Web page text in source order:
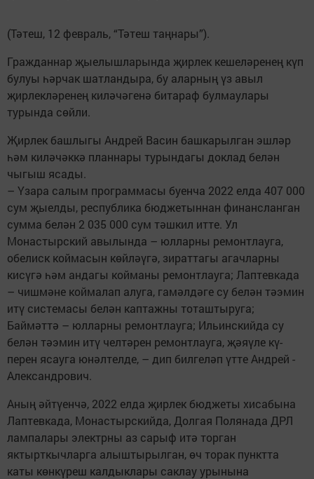
(Тәтеш, 12 февраль, “Тәтеш таңнары”).
Гражданнар җыелыш­ларында җирлек кешелә­ренең күп
булуы һәрчак шатландыра, бу аларның үз авыл
җирлекләренең киләчәгенә битараф бул­мау­лары
турында сөйли.
Җирлек башлыгы Андрей Васин башкарылган эшләр
һәм киләчәккә планнары турындагы доклад белән
чыгыш ­ясады.
– Үзара салым программасы буенча 2022 елда ­407 000
сум җыелды, республика бюджетыннан фи­нанс­ланган
сумма белән 2 035 000 сум тәшкил итте. Ул
Монастырский авылында – юлларны ремонтлауга,
обелиск коймасын көйләүгә, зираттагы агачларны
кисүгә һәм андагы койманы ремонтлауга; Лаптевкада
– чишмәне коймалап алуга, гамәлдәге су белән тәэмин
итү сис­темасы белән каптажны тоташтыруга;
Баймәттә – юлларны ремонтлауга; Ильинскийда су
белән тәэмин итү челтәрен ремонтлауга, җәяүле кү­
перен ясауга юнәлтелде, – дип билгеләп үтте Андрей ­
Александрович.
Аның әйтүенчә, 2022 елда җирлек бюджеты хисабына
Лаптевкада, Монас­тырскийда, Долгая Полянада ДРЛ
лампалары электр­ны аз сарыф итә торган
яктырткычларга алыштырылган, өч торак пункт­та
каты көнкүреш калдыклары сак­лау урынына